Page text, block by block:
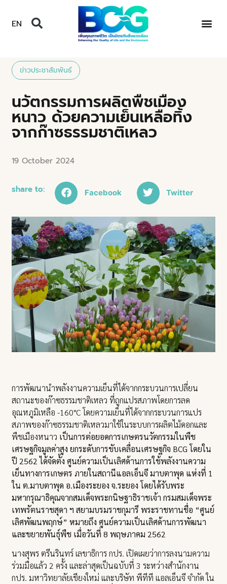
EN
ข่าวประชาสัมพันธ์
นวัตกรรมการผลิตพืชเมือง
หนาว ด้วยความเย็นเหลือทิ้ง
จากก๊าซธรรมชาติเหลว
19 October 2024
share to: Facebook Twitter
การพัฒนานำพลังงานความเย็นที่ได้จากกระบวนการเปลี่ยน
สถานะของก๊าซธรรมชาติเหลว ที่ถูกแปรสภาพโดยการลด
อุณหภูมิเหลือ -160°C โดยความเย็นที่ได้จากกระบวนการแปร
สภาพของก๊าซธรรมชาติเหลวมาใช้ในระบบการผลิตไม้ดอกและ
พืชเมืองหนาว เป็นการต่อยอดการเกษตรนวัตกรรมในพืช
เศรษฐกิจมูลค่าสูง ยกระดับการขับเคลื่อนเศรษฐกิจ BCG โดยใน
ปี 2562 ได้จัดตั้ง ศูนย์ความเป็นเลิศด้านการใช้พลังงานความ
เย็นทางการเกษตร ภายในสถานีแอลเอ็นจี มาบตาพุด แห่งที่ 1
ใน ต.มาบตาพุด อ.เมืองระยอง จ.ระยอง โดยได้รับพระ
มหากรุณาธิคุณจากสมเด็จพระกนิษฐาธิราชเจ้า กรมสมเด็จพระ
เทพรัตนราชสุดา ฯ สยามบรมราชกุมารี พระราชทานชื่อ “ศูนย์
เลิศพัฒนพฤกษ์” หมายถึง ศูนย์ความเป็นเลิศด้านการพัฒนา
และขยายพันธุ์พืช เมื่อวันที่ 8 พฤษภาคม 2562
นางสุพร ตรีนรินทร์ เลขาธิการ กปร. เปิดเผยว่าการลงนามความ
ร่วมมือแล้ว 2 ครั้ง และล่าสุดเป็นฉบับที่ 3 ระหว่างสำนักงาน
กปร. มหาวิทยาลัยเชียงใหม่ และบริษัท พีทีที แอลเอ็นจี จำกัด ใน